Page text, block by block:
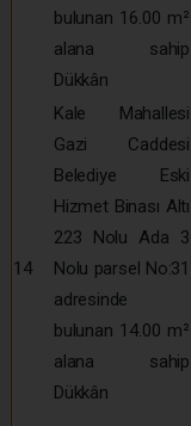
bulunan 16.00 m²
alana sahip
Dükkân
14
Kale Mahallesi
Gazi Caddesi
Belediye Eski
Hizmet Binası Altı
223 Nolu Ada 3
Nolu parsel No:31
adresinde
bulunan 14.00 m²
alana sahip
Dükkân